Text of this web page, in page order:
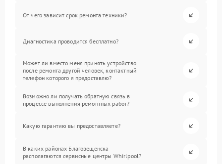
От чего зависит срок ремонта техники?
Диагностика проводится бесплатно?
Может ли вместо меня принять устройство
после ремонта другой человек, контактный
телефон которого я предоставлю?
Возможно ли получать обратную связь в
процессе выполнения ремонтных работ?
Какую гарантию вы предоставляете?
В каких районах Благовещенска
располагаются сервисные центры Whirlpool?